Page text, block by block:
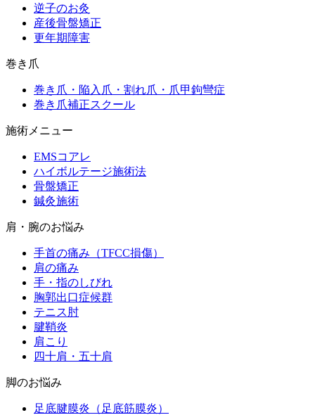
逆子のお灸
産後骨盤矯正
更年期障害
巻き爪
巻き爪・陥入爪・割れ爪・爪甲鉤彎症
巻き爪補正スクール
施術メニュー
EMSコアレ
ハイボルテージ施術法
骨盤矯正
鍼灸施術
肩・腕のお悩み
手首の痛み（TFCC損傷）
肩の痛み
手・指のしびれ
胸郭出口症候群
テニス肘
腱鞘炎
肩こり
四十肩・五十肩
脚のお悩み
足底腱膜炎（足底筋膜炎）